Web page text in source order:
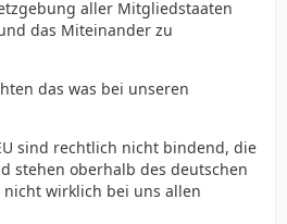
aller Mitgliedstaaten
das Miteinander zu
das was bei unseren
sind rechtlich nicht bindend, die
stehen oberhalb des deutschen
nicht wirklich bei uns allen